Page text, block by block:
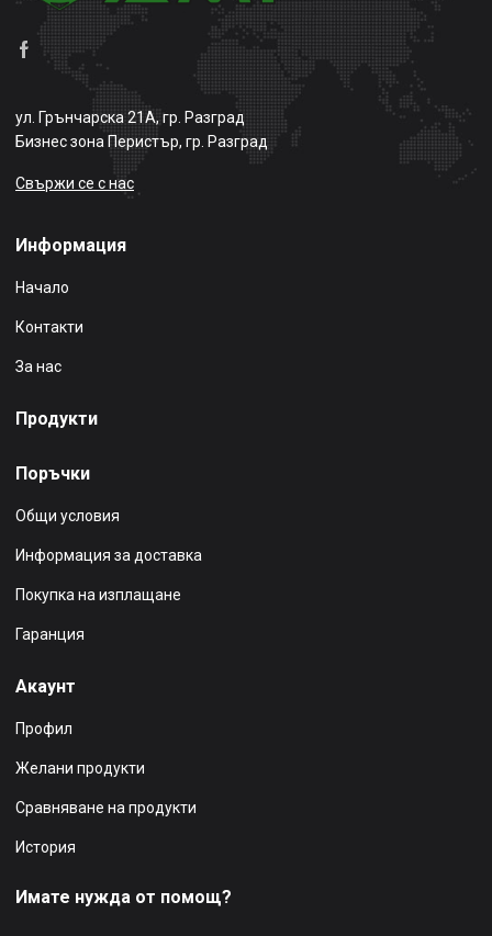
ул. Грънчарска 21А, гр. Разград
Бизнес зона Перистър, гр. Разград
Свържи се с нас
Информация
Начало
Контакти
За нас
Продукти
Поръчки
Общи условия
Информация за доставка
Покупка на изплащане
Гаранция
Акаунт
Профил
Желани продукти
Сравняване на продукти
История
Имате нужда от помощ?